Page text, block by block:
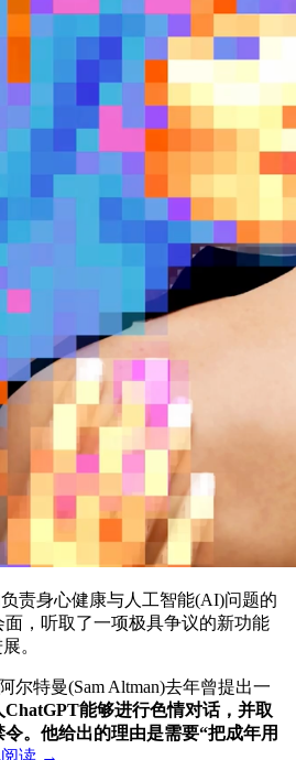
责身心健康与人工智能(AI)问题的
，听取了一项极具争议的新功能
。
尔特曼(Sam Altman)去年曾提出一
能够进行色情对话，并取
。他给出的理由是需要“把成年用
读 →